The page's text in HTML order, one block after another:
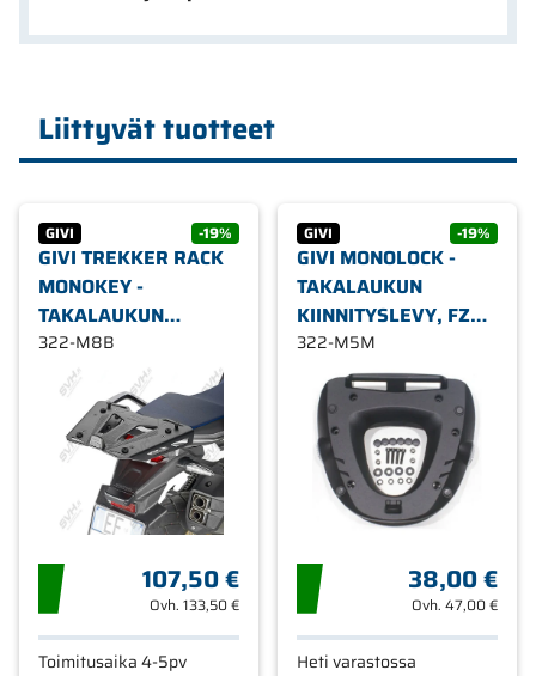
Liittyvät tuotteet
GIVI -19%
GIVI TREKKER RACK
MONOKEY -
TAKALAUKUN
KIINNITYSLEVY FZ/SR
M8B
322-M8B
107,50 €
Ovh. 133,50 €
Toimitusaika 4-5pv
GIVI -19%
GIVI MONOLOCK -
TAKALAUKUN
KIINNITYSLEVY, FZ
MONORACK/SR M5M
322-M5M
38,00 €
Ovh. 47,00 €
Heti varastossa